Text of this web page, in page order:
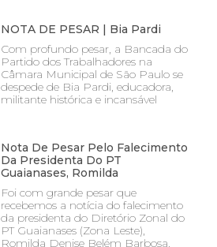
NOTA DE PESAR | Bia Pardi
Com profundo pesar, a Bancada do
Partido dos Trabalhadores na
Câmara Municipal de São Paulo se
despede de Bia Pardi, educadora,
militante histórica e incansável
Nota De Pesar Pelo Falecimento
Da Presidenta Do PT
Guaianases, Romilda
Foi com grande pesar que
recebemos a notícia do falecimento
da presidenta do Diretório Zonal do
PT Guaianases (Zona Leste),
Romilda Denise Belém Barbosa,